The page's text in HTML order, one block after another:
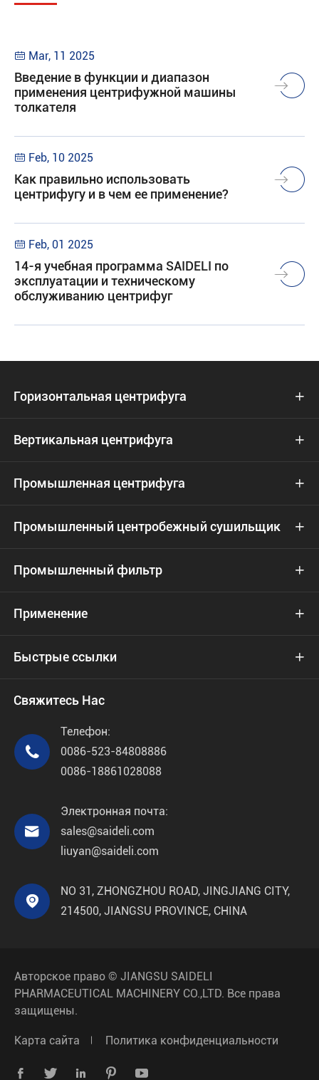
 Mar, 11 2025
Введение в функции и диапазон
применения центрифужной машины
толкателя
 Feb, 10 2025
Как правильно использовать
центрифугу и в чем ее применение?
 Feb, 01 2025
14-я учебная программа SAIDELI по
эксплуатации и техническому
обслуживанию центрифуг
Горизонтальная центрифуга 
Вертикальная центрифуга 
Промышленная центрифуга 
Промышленный центробежный сушильщик 
Промышленный фильтр 
Применение 
Быстрые ссылки 
Свяжитесь Нас

Телефон:
0086-523-84808886
0086-18861028088

Электронная почта:
sales@saideli.com
liuyan@saideli.com

NO 31, ZHONGZHOU ROAD, JINGJIANG CITY,
214500, JIANGSU PROVINCE, CHINA
Авторское право © JIANGSU SAIDELI
PHARMACEUTICAL MACHINERY CO.,LTD. Все права
защищены.
Карта сайта Политика конфиденциальности
    